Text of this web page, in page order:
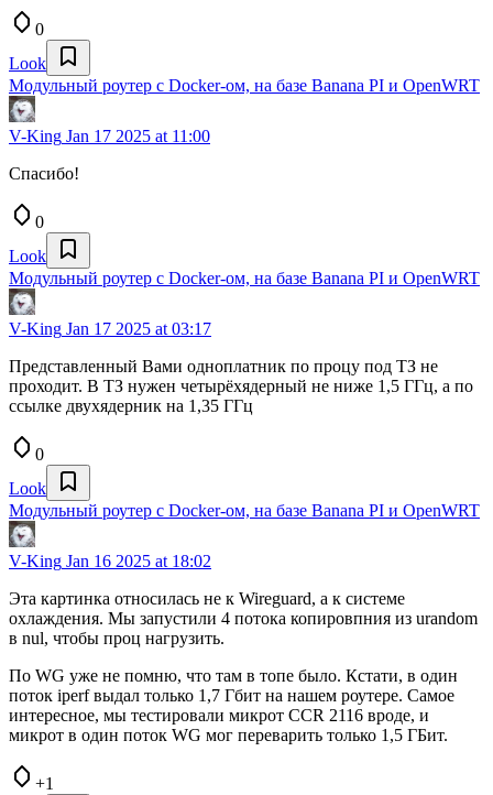
0
Look
Модульный роутер с Docker-ом, на базе Banana PI и OpenWRT
V-King Jan 17 2025 at 11:00
Спасибо!
0
Look
Модульный роутер с Docker-ом, на базе Banana PI и OpenWRT
V-King Jan 17 2025 at 03:17
Представленный Вами одноплатник по процу под ТЗ не
проходит. В ТЗ нужен четырёхядерный не ниже 1,5 ГГц, а по
ссылке двухядерник на 1,35 ГГц
0
Look
Модульный роутер с Docker-ом, на базе Banana PI и OpenWRT
V-King Jan 16 2025 at 18:02
Эта картинка относилась не к Wireguard, а к системе
охлаждения. Мы запустили 4 потока копировпния из urandom
в nul, чтобы проц нагрузить.
По WG уже не помню, что там в топе было. Кстати, в один
поток iperf выдал только 1,7 Гбит на нашем роутере. Самое
интересное, мы тестировали микрот CCR 2116 вроде, и
микрот в один поток WG мог переварить только 1,5 ГБит.
+1